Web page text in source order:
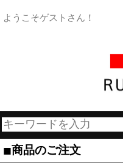
ようこそゲストさん！
■商品のご注文